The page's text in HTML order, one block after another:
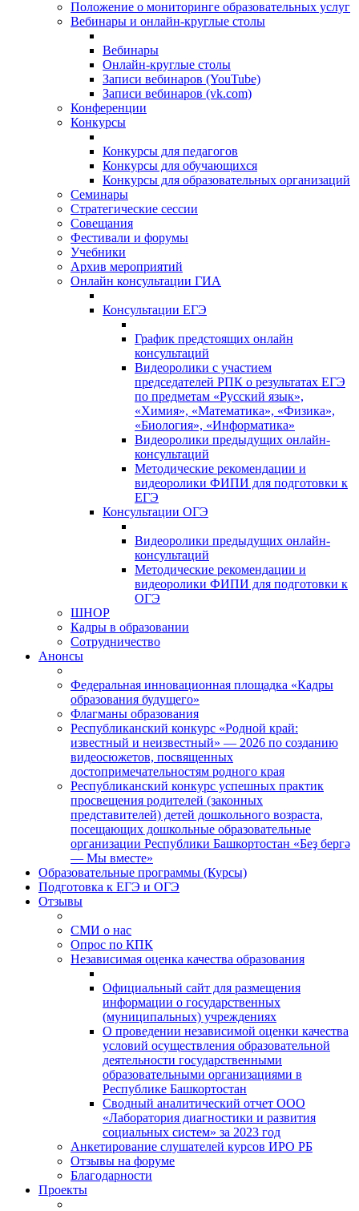
Положение о мониторинге образовательных услуг
Вебинары и онлайн-круглые столы
Вебинары
Онлайн-круглые столы
Записи вебинаров (YouTube)
Записи вебинаров (vk.com)
Конференции
Конкурсы
Конкурсы для педагогов
Конкурсы для обучающихся
Конкурсы для образовательных организаций
Семинары
Стратегические сессии
Совещания
Фестивали и форумы
Учебники
Архив мероприятий
Онлайн консультации ГИА
Консультации ЕГЭ
График предстоящих онлайн
консультаций
Видеоролики с участием
председателей РПК о результатах ЕГЭ
по предметам «Русский язык»,
«Химия», «Математика», «Физика»,
«Биология», «Информатика»
Видеоролики предыдущих онлайн-
консультаций
Методические рекомендации и
видеоролики ФИПИ для подготовки к
ЕГЭ
Консультации ОГЭ
Видеоролики предыдущих онлайн-
консультаций
Методические рекомендации и
видеоролики ФИПИ для подготовки к
ОГЭ
ШНОР
Кадры в образовании
Сотрудничество
Анонсы
Федеральная инновационная площадка «Кадры
образования будущего»
Флагманы образования
Республиканский конкурс «Родной край:
известный и неизвестный» — 2026 по созданию
видеосюжетов, посвященных
достопримечательностям родного края
Республиканский конкурс успешных практик
просвещения родителей (законных
представителей) детей дошкольного возраста,
посещающих дошкольные образовательные
организации Республики Башкортостан «Беҙ бергә
— Мы вместе»
Образовательные программы (Курсы)
Подготовка к ЕГЭ и ОГЭ
Отзывы
СМИ о нас
Опрос по КПК
Независимая оценка качества образования
Официальный сайт для размещения
информации о государственных
(муниципальных) учреждениях
О проведении независимой оценки качества
условий осуществления образовательной
деятельности государственными
образовательными организациями в
Республике Башкортостан
Сводный аналитический отчет ООО
«Лаборатория диагностики и развития
социальных систем» за 2023 год
Анкетирование слушателей курсов ИРО РБ
Отзывы на форуме
Благодарности
Проекты